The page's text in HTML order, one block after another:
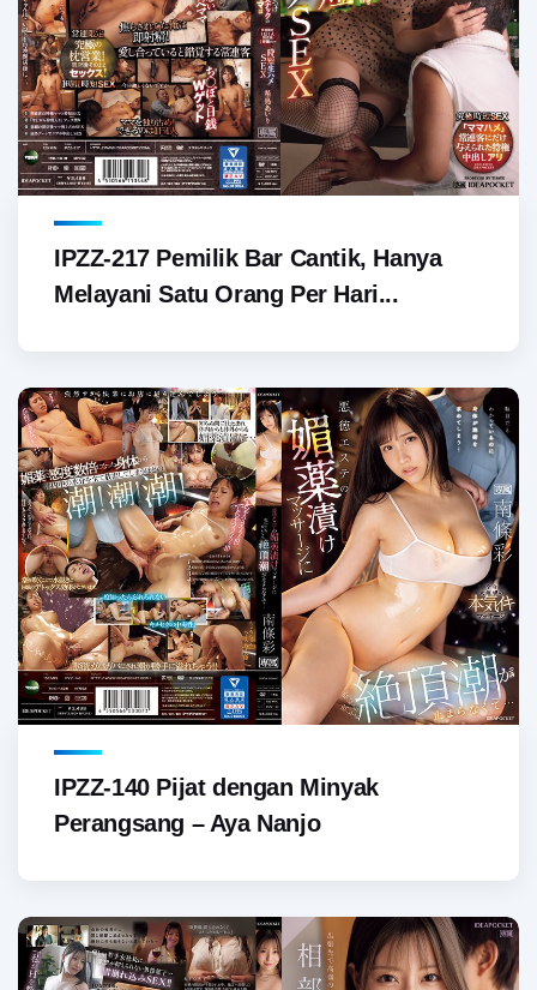
IPZZ-217 Pemilik Bar Cantik, Hanya
Melayani Satu Orang Per Hari...
IPZZ-140 Pijat dengan Minyak
Perangsang – Aya Nanjo